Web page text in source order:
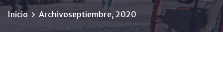
Inicio Archivoseptiembre, 2020